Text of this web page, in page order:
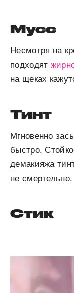
Мусс
Несмотря на
подходят
на щеках
Тинт
Мгновенно
быстро.
демакияжа
не смертельно.
Стик